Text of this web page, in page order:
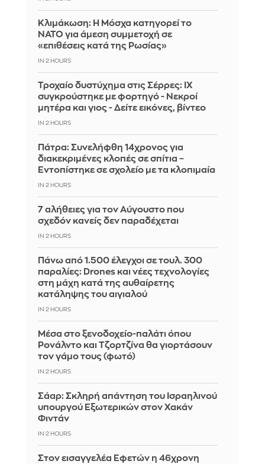
Κλιμάκωση: Η Μόσχα κατηγορεί το
ΝΑΤΟ για άμεση συμμετοχή σε
«επιθέσεις κατά της Ρωσίας»
IN 2 HOURS
Τροχαίο δυστύχημα στις Σέρρες: ΙΧ
συγκρούστηκε με φορτηγό - Νεκροί
μητέρα και γιος - Δείτε εικόνες, βίντεο
IN 2 HOURS
Πάτρα: Συνελήφθη 14χρονος για
διακεκριμένες κλοπές σε σπίτια –
Εντοπίστηκε σε σχολείο με τα κλοπιμαία
IN 2 HOURS
7 αλήθειες για τον Αύγουστο που
σχεδόν κανείς δεν παραδέχεται
IN 2 HOURS
Πάνω από 1.500 έλεγχοι σε τουλ. 300
παραλίες: Drones και νέες τεχνολογίες
στη μάχη κατά της αυθαίρετης
κατάληψης του αιγιαλού
IN 2 HOURS
Μέσα στο ξενοδοχείο-παλάτι όπου
Ρονάλντο και Τζορτζίνα θα γιορτάσουν
τον γάμο τους (φωτό)
IN 2 HOURS
Σάαρ: Σκληρή απάντηση του Ισραηλινού
υπουργού Εξωτερικών στον Χακάν
Φιντάν
IN 2 HOURS
Στον εισαγγελέα Εφετών η 46χρονη